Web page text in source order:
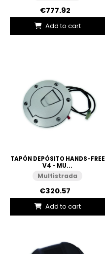
€777.92
Add to cart
TAPÓN DEPÓSITO HANDS-FREE
V4 - MU...
Multistrada
€320.57
Add to cart